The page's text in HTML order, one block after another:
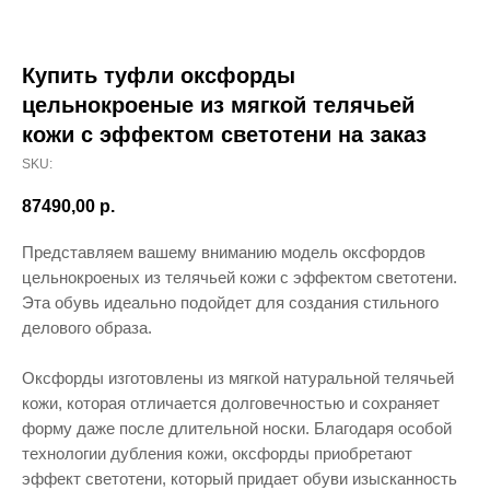
Купить туфли оксфорды
цельнокроеные из мягкой телячьей
кожи с эффектом светотени на заказ
SKU:
87490,00 р.
Представляем вашему вниманию модель оксфордов
цельнокроеных из телячьей кожи с эффектом светотени.
Эта обувь идеально подойдет для создания стильного
делового образа.
Оксфорды изготовлены из мягкой натуральной телячьей
кожи, которая отличается долговечностью и сохраняет
форму даже после длительной носки. Благодаря особой
технологии дубления кожи, оксфорды приобретают
эффект светотени, который придает обуви изысканность